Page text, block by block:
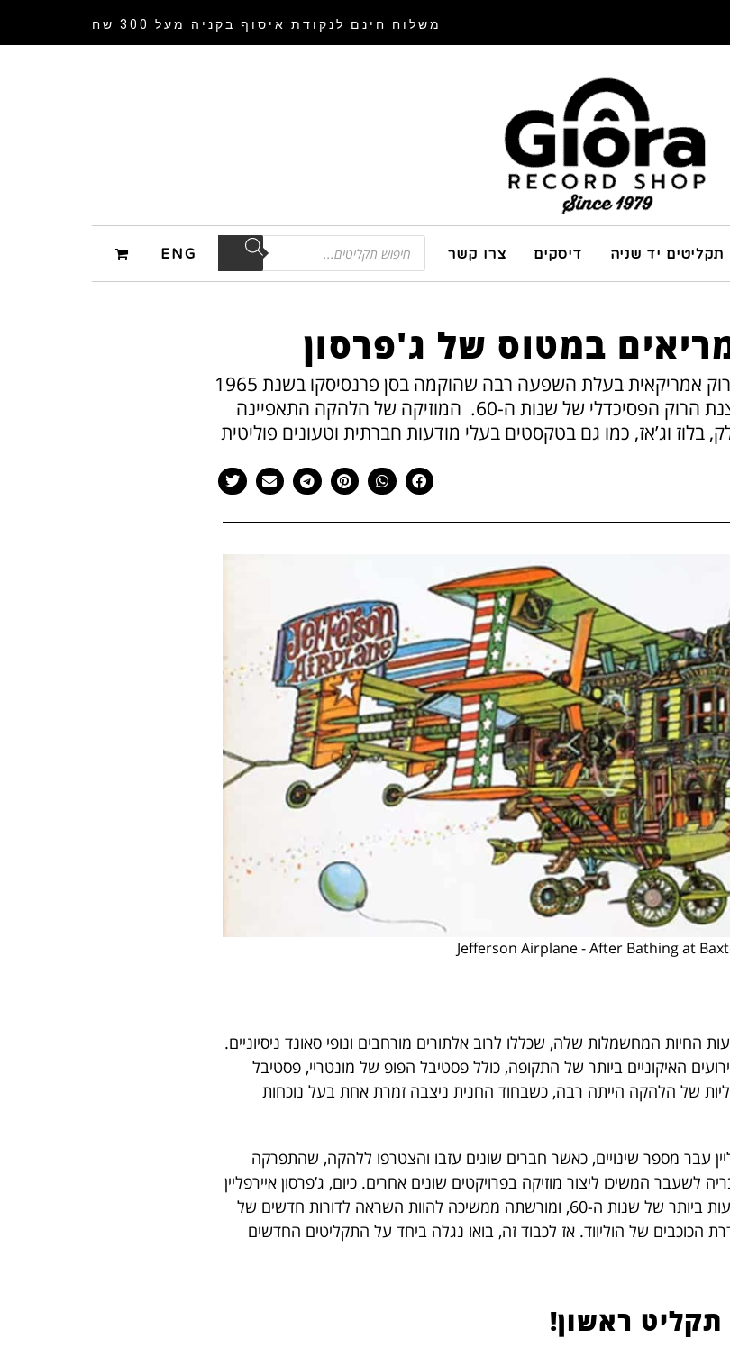
משלוח חינם לנקודת איסוף בקניה מעל 300 שח
תקליטים יד שניה דיסקים צרו קשר ENG
במטוס של ג'פרסון
להקת ג’פרסון איירפליין הייתה להקת רוק אמריקאית בעלת השפעה רבה שהוקמה בסן פרנסיסקו בשנת 1965
והייתה בחזית תנועת תרבות הנגד וסצנת הרוק הפסיכדלי של שנות ה-60. המוזיקה של הלהקה התאפיינה
וג’אז, כמו גם בטקסטים בעלי מודעות חברתית וטעונים פוליטית
Jefferson Airplane - After Bathing at
החיות המחשמלות שלה, שכללו לרוב אלתורים מורחבים ונופי סאונד ניסיוניים.
האיקוניים ביותר של התקופה, כולל פסטיבל הפופ של מונטריי, פסטיבל
של הלהקה הייתה רבה, כשבחוד החנית ניצבה זמרת אחת בעל נוכחות
עבר מספר שינויים, כאשר חברים שונים עזבו והצטרפו ללהקה, שהתפרקה
1972 אך רבים מחבריה לשעבר המשיכו ליצור מוזיקה בפרויקטים שונים אחרים. כיום, ג’פרסון איירפליין
נחשבת כאחת הלהקות החשובות והמשפיעות ביותר של שנות ה-60, ומורשתה ממשיכה להוות השראה לדורות חדשים של
הכוכבים של הוליווד. אז לכבוד זה, בואו נגלה ביחד על התקליטים החדשים
ראשון!